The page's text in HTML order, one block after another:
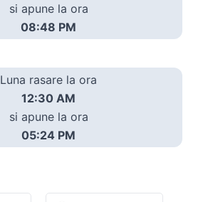
si apune la ora
08:48 PM
Luna rasare la ora
12:30 AM
si apune la ora
05:24 PM